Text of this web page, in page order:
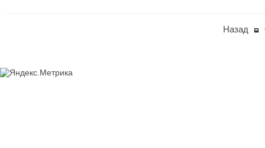
Назад